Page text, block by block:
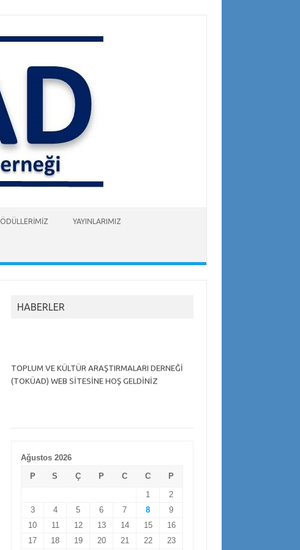
ÖDÜLLERİMİZ YAYINLARIMIZ
HABERLER
TOPLUM VE KÜLTÜR ARAŞTIRMALARI DERNEĞİ
(TOKÜAD) WEB SİTESİNE HOŞ GELDİNİZ
Ağustos 2026
P
S Ç P C C
P
1
2
3
4 5 6 7 8
9
10
11 12 13 14 15
16
17
18 19 20 21 22 23